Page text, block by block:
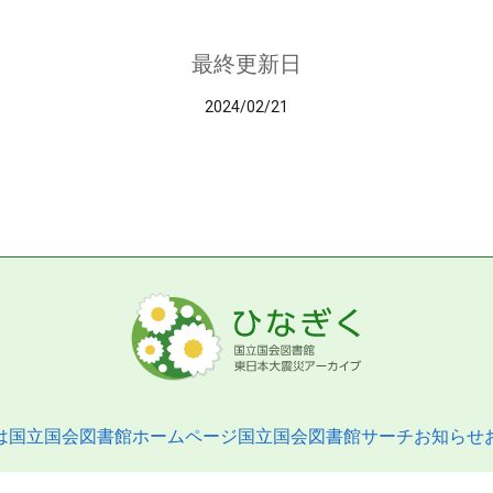
最終更新日
2024/02/21
国立国会図書館ホームページ国立国会図書館サーチお知らせ